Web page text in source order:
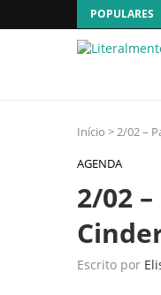
POPULARES
Início >2/02 –
AGENDA
2/02
Escrito por